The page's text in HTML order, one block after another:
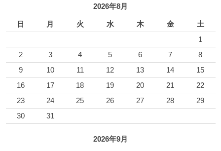
2026年8月
日 月 火 水 木 金
土
1
2
3 4 5 6 7
8
9
10 11 12 13 14
15
16
17 18 19 20 21
22
23
24 25 26 27 28
29
30
31
2026年9月